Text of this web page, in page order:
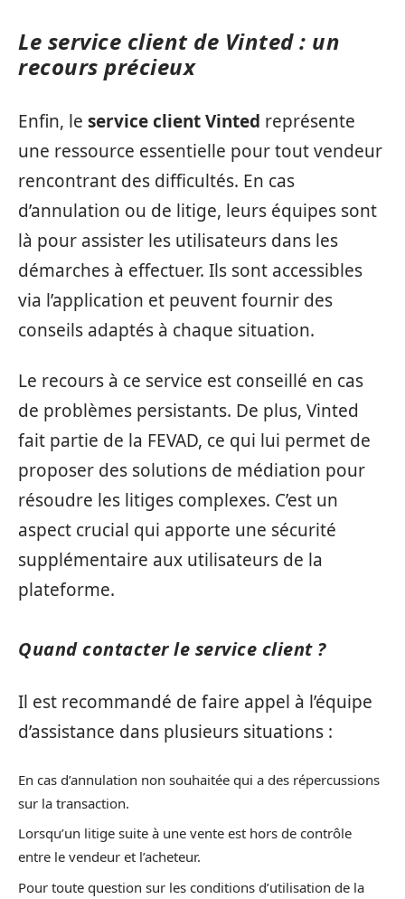
Le service client de Vinted : un
recours précieux
Enfin, le service client Vinted représente
une ressource essentielle pour tout vendeur
rencontrant des difficultés. En cas
d’annulation ou de litige, leurs équipes sont
là pour assister les utilisateurs dans les
démarches à effectuer. Ils sont accessibles
via l’application et peuvent fournir des
conseils adaptés à chaque situation.
Le recours à ce service est conseillé en cas
de problèmes persistants. De plus, Vinted
fait partie de la FEVAD, ce qui lui permet de
proposer des solutions de médiation pour
résoudre les litiges complexes. C’est un
aspect crucial qui apporte une sécurité
supplémentaire aux utilisateurs de la
plateforme.
Quand contacter le service client ?
Il est recommandé de faire appel à l’équipe
d’assistance dans plusieurs situations :
En cas d’annulation non souhaitée qui a des répercussions
sur la transaction.
Lorsqu’un litige suite à une vente est hors de contrôle
entre le vendeur et l’acheteur.
Pour toute question sur les conditions d’utilisation de la